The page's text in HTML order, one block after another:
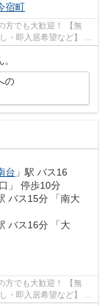
宿町
でも大歓迎！ 【無
・即入居希望など】 ネ
の
台 」駅 バス16
」 停歩10分
バス15分 「南大
バス16分 「大
でも大歓迎！ 【無
・即入居希望など】 ネ